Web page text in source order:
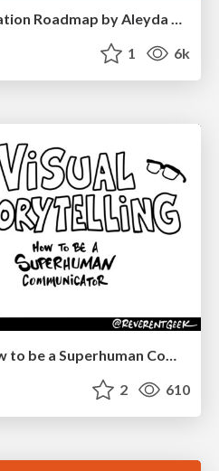
The AI Search Optimization Roadmap by Aleyda Solis
1 6k
Visual Storytelling: How to be a Superhuman Communicator
2 610